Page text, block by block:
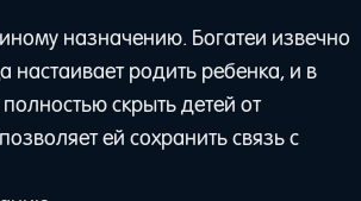
назначению. Богатеи извечно
родить ребенка, и в
скрыть детей от
ей сохранить связь с